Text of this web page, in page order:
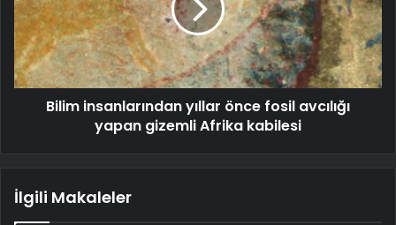
Bilim insanlarından yıllar önce fosil avcılığı
yapan gizemli Afrika kabilesi
İlgili Makaleler